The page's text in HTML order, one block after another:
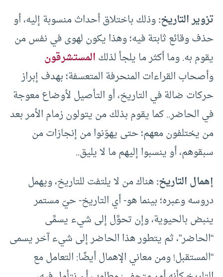
تزوير التاريخ:وذلك باختلاق أحداث منسوبة إليه، أو
حذف وقائع ثابتة فيه؛ وهذا يكون لهوى في نفس من
يقوم به. وما أكثر ما يلجأ لذلكالمستشرقون
وأصحاب القراءات المنحرفة المتعسفة؛ بهدف إبراز
حركات ضالة في التاريخ، أو التأصيل لأوضاع معوجة
في الحاضر.. كما يقوم بذلك من يتولون زمام الأمر بعد
من يختلفون معهم؛ حتى يهوّنوا من إنجازات من
سبقوهم، أو ينسبوا إليهم ما لا يليق..
إهمال التاريخ:هناك من لا يلتفت للتاريخ، ويهمل
دروسه وعبره؛ بينما هو- أي التاريخ- حيّ مستمر
ينبض بالحيوية، وإن تحوَّل إلى شيء يسمَّى
“الحاضر”، ثم يتطور هذا الحاضر إلى شيء آخر يسمى
“المستقبل! ومن معاني الإهمال أيضًا: التعامل مع